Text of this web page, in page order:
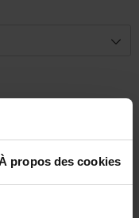
propos des cookies